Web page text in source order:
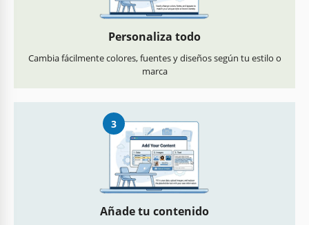
Personaliza todo
Cambia fácilmente colores, fuentes y diseños según tu estilo o
marca
3
Añade tu contenido